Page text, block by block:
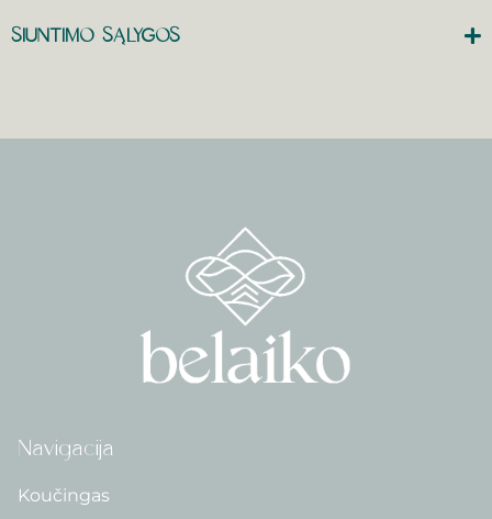
SIUNTIMO SĄLYGOS
Navigacija
Koučingas